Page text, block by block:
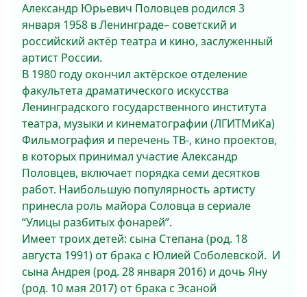
Александр Юрьевич Половцев родился 3
января 1958 в Ленинграде– советский и
российский актёр театра и кино, заслуженный
артист России.
В 1980 году окончил актёрское отделение
факультета драматического искусства
Ленинградского государственного института
театра, музыки и кинематографии (ЛГИТМиКа)
Фильмография и перечень ТВ-, кино проектов,
в которых принимал участие Александр
Половцев, включает порядка семи десятков
работ. Наибольшую популярность артисту
принесла роль майора Соловца в сериале
“Улицы разбитых фонарей”.
Имеет троих детей: сына Степана (род. 18
августа 1991) от брака с Юлией Соболевской. И
сына Андрея (род. 28 января 2016) и дочь Яну
(род. 10 мая 2017) от брака с Эсаной